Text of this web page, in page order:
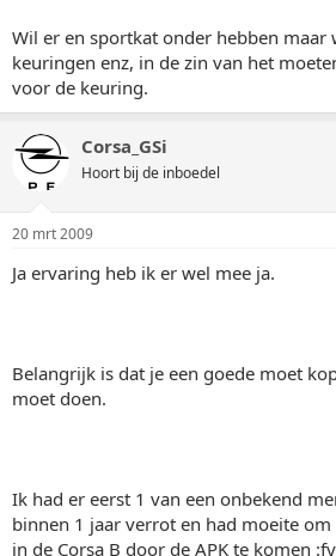
Wil er en sportkat onder hebben maar
keuringen enz, in de zin van het
voor de keuring.
Corsa_GSi
Hoort bij de inboedel
20 mrt 2009
Ja ervaring heb ik er wel mee ja.
Belangrijk is dat je een goede moet
moet doen.
Ik had er eerst 1 van een onbekend
binnen 1 jaar verrot en had moeite om
in de Corsa B door de APK te komen